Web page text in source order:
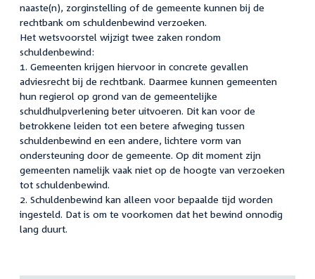
naaste(n), zorginstelling of de gemeente kunnen bij de
rechtbank om schuldenbewind verzoeken.
Het wetsvoorstel wijzigt twee zaken rondom
schuldenbewind:
1. Gemeenten krijgen hiervoor in concrete gevallen
adviesrecht bij de rechtbank. Daarmee kunnen gemeenten
hun regierol op grond van de gemeentelijke
schuldhulpverlening beter uitvoeren. Dit kan voor de
betrokkene leiden tot een betere afweging tussen
schuldenbewind en een andere, lichtere vorm van
ondersteuning door de gemeente. Op dit moment zijn
gemeenten namelijk vaak niet op de hoogte van verzoeken
tot schuldenbewind.
2. Schuldenbewind kan alleen voor bepaalde tijd worden
ingesteld. Dat is om te voorkomen dat het bewind onnodig
lang duurt.